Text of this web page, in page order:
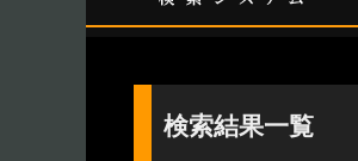
検索結果一覧